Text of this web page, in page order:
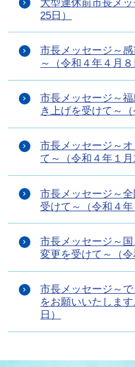
大型連休前市長メ
25日）
市長メッセージ～
～（令和４年４月８
市長メッセージ～
き上げを受けて～（
市長メッセージ～
て～（令和４年１月
市長メッセージ～
受けて～（令和４年
市長メッセージ～
変更を受けて～（令
市長メッセージ～
をお願いいたしま
日）